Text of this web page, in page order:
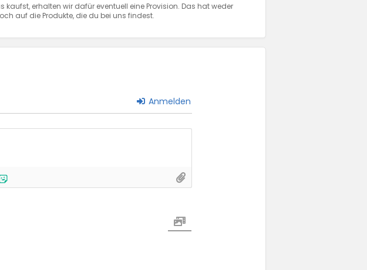
kaufst, erhalten wir dafür eventuell eine Provision. Das hat weder
auf die Produkte, die du bei uns findest.
Anmelden